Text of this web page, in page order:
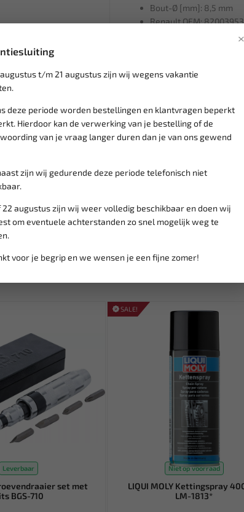
×
augustus t/m 21 augustus zijn wij wegens vakantie
deze periode worden bestellingen en klantvragen beperkt
Hierdoor kan de verwerking van je bestelling of de
van je vraag langer duren dan je van ons gewend
zijn wij gedurende deze periode telefonisch niet
22 augustus zijn wij weer volledig beschikbaar en doen wij
om eventuele achterstanden zo snel mogelijk weg te
voor je begrip en we wensen je een fijne zomer!
Bout-Ø [mm]: 8,5 mm
Renault OEM:
Renault OEM:
Veilig online betalen met
Verzending:gemiddeld 1-3
Groot assortiment,
Leverbaar
set met
BGS-710
SALE!
Niet op voorraad
LIQUI MOLY Kettingspray
LM-1813*